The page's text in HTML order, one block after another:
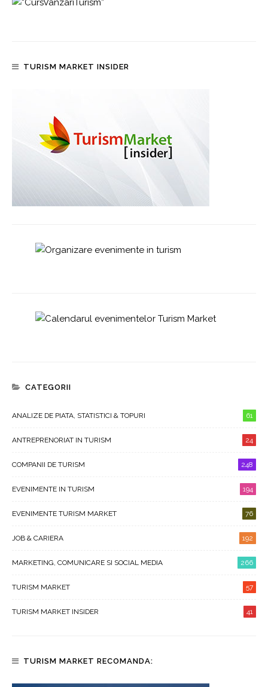
TURISM MARKET INSIDER
CATEGORII
ANALIZE DE PIATA, STATISTICI & TOPURI 61
ANTREPRENORIAT IN TURISM 24
COMPANII DE TURISM 248
EVENIMENTE IN TURISM 194
EVENIMENTE TURISM MARKET 76
JOB & CARIERA 192
MARKETING, COMUNICARE SI SOCIAL MEDIA 266
TURISM MARKET 57
TURISM MARKET INSIDER 41
TURISM MARKET RECOMANDA: